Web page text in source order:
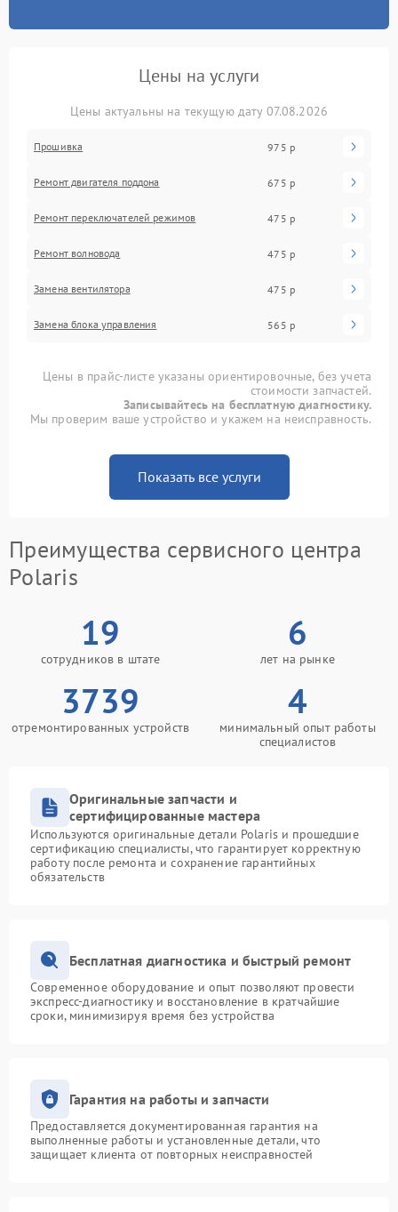
Цены на услуги
Цены актуальны на текущую дату 07.08.2026
Прошивка 975 р
Ремонт двигателя поддона 675 р
Ремонт переключателей режимов 475 р
Ремонт волновода 475 р
Замена вентилятора 475 р
Замена блока управления 565 р
Цены в прайс-листе указаны ориентировочные, без учета
стоимости запчастей.
Записывайтесь на бесплатную диагностику.
Мы проверим ваше устройство и укажем на неисправность.
Показать все услуги
Преимущества сервисного центра
Polaris
19
сотрудников в штате
6
лет на рынке
3739
отремонтированных устройств
4
минимальный опыт работы
специалистов
Оригинальные запчасти и
сертифицированные мастера
Используются оригинальные детали Polaris и прошедшие
сертификацию специалисты, что гарантирует корректную
работу после ремонта и сохранение гарантийных
обязательств
Бесплатная диагностика и быстрый ремонт
Современное оборудование и опыт позволяют провести
экспресс-диагностику и восстановление в кратчайшие
сроки, минимизируя время без устройства
Гарантия на работы и запчасти
Предоставляется документированная гарантия на
выполненные работы и установленные детали, что
защищает клиента от повторных неисправностей